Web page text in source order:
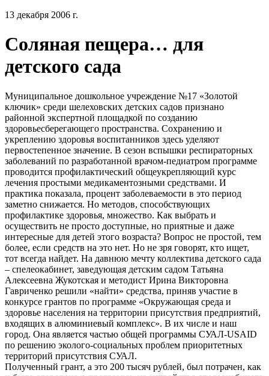
13 декабря 2006 г.
Соляная пещера… для
детского сада
Муниципальное дошкольное учреждение №17 «Золотой
ключик» среди шелеховских детских садов признано
районной экспертной площадкой по созданию
здоровьесберегающего пространства. Сохранению и
укреплению здоровья воспитанников здесь уделяют
первостепенное значение. В сезон вспышки респираторных
заболеваний по разработанной врачом-педиатром программе
проводится профилактический общеукрепляющий курс
лечения простыми медикаментозными средствами. И
практика показала, процент заболеваемости в это период
заметно снижается. Но методов, способствующих
профилактике здоровья, множество. Как выбрать и
осуществить не просто доступные, но приятные и даже
интересные для детей этого возраста? Вопрос не простой, тем
более, если средств на это нет. Но не зря говорят, кто ищет,
тот всегда найдет. На давнюю мечту коллектива детского сада
– спелеокабинет, заведующая детским садом Татьяна
Алексеевна Жукотская и методист Ирина Викторовна
Гавриченко решили «найти» средства, приняв участие в
конкурсе грантов по программе «Окружающая среда и
здоровье населения на территории присутствия предприятий,
входящих в алюминиевый комплекс». В их числе и наш
город. Она является частью общей программы СУАЛ-USAID
по решению эколого-социальных проблем приоритетных
территорий присутствия СУАЛ.
Полученный грант, а это 200 тысяч рублей, был потрачен, как